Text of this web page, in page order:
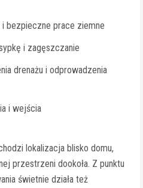
bezpieczne prace ziemne
i zagęszczanie
drenażu i odprowadzenia
i wejścia
lokalizacja blisko domu,
przestrzeni dookoła. Z punktu
świetnie działa też